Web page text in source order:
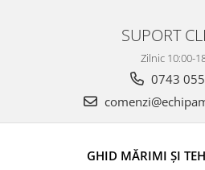
SUPORT
Zilnic 10:00-
0743
GHID MĂRIMI ȘI